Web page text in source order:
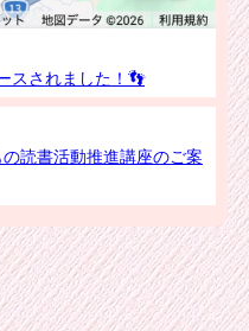
スされました！👣
読書活動推進講座のご案